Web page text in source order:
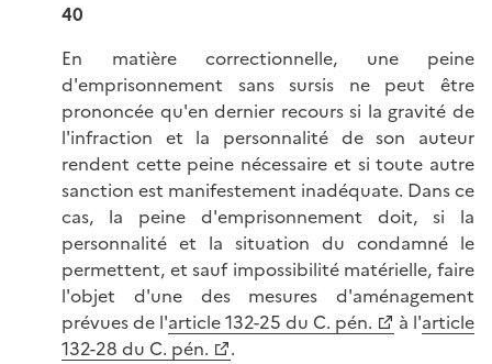
40
En matière correctionnelle, une peine
d'emprisonnement sans sursis ne peut être
prononcée qu'en dernier recours si la gravité de
l'infraction et la personnalité de son auteur
rendent cette peine nécessaire et si toute autre
sanction est manifestement inadéquate. Dans ce
cas, la peine d'emprisonnement doit, si la
personnalité et la situation du condamné le
permettent, et sauf impossibilité matérielle, faire
l'objet d'une des mesures d'aménagement
prévues de l'article 132-25 du C. pén. à l'article
132-28 du C. pén.
.